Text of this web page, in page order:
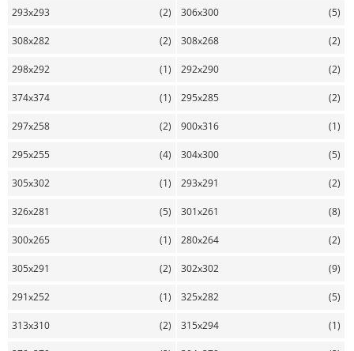
293x293 (2) 306x300 (5)
308x282 (2) 308x268 (2)
298x292 (1) 292x290 (2)
374x374 (1) 295x285 (2)
297x258 (2) 900x316 (1)
295x255 (4) 304x300 (5)
305x302 (1) 293x291 (2)
326x281 (5) 301x261 (8)
300x265 (1) 280x264 (2)
305x291 (2) 302x302 (9)
291x252 (1) 325x282 (5)
313x310 (2) 315x294 (1)